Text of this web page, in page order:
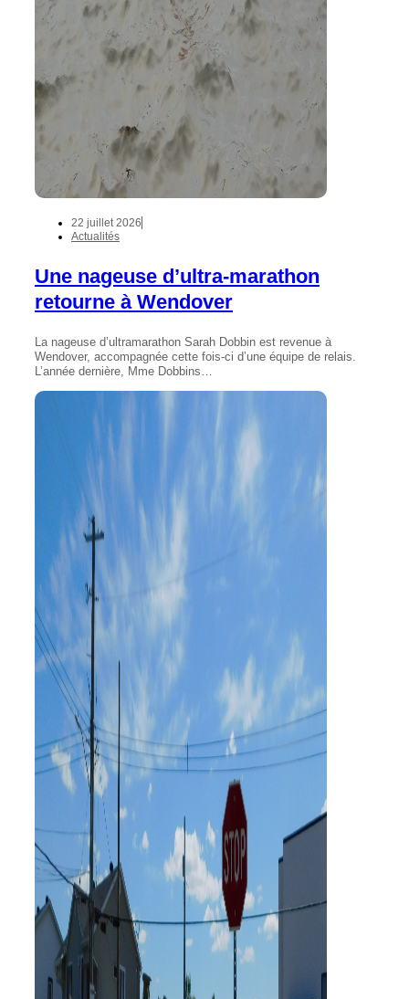
22 juillet 2026
Actualités
Une nageuse d’ultra-marathon
retourne à Wendover
La nageuse d’ultramarathon Sarah Dobbin est revenue à
Wendover, accompagnée cette fois-ci d’une équipe de relais.
L’année dernière, Mme Dobbins…